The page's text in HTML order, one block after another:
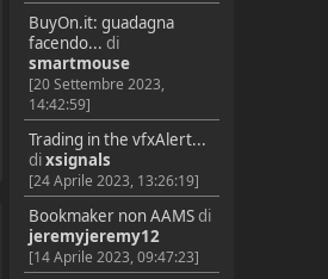
BuyOn.it: guadagna
facendo... di
smartmouse
[20 Settembre 2023,
14:42:59]
Trading in the vfxAlert...
dixsignals
[24 Aprile 2023, 13:26:19]
Bookmaker non AAMSdi
jeremyjeremy12
[14 Aprile 2023, 09:47:23]